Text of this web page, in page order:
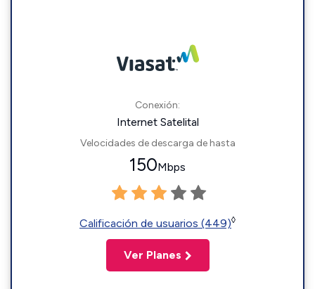
Conexión:
Internet Satelital
Velocidades de descarga de hasta
150Mbps
Calificación de usuarios (449)◊
Ver Planes